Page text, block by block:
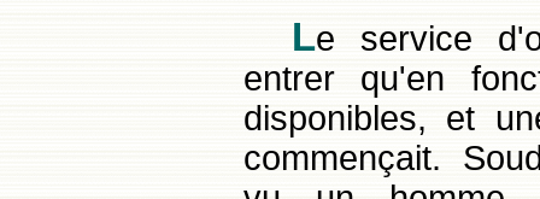
Le service
entrer qu'en
disponibles, et
commençait.